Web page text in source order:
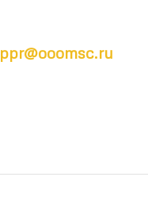
ppr@ooomsc.ru